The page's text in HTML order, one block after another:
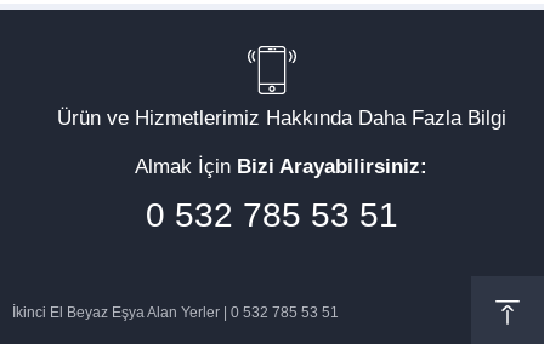
Ürün ve Hizmetlerimiz Hakkında Daha Fazla Bilgi
Almak İçin Bizi Arayabilirsiniz:
0 532 785 53 51
İkinci El Beyaz Eşya Alan Yerler | 0 532 785 53 51
Müşteri Temsilcisi